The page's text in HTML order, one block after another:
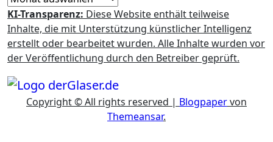
KI-Transparenz: Diese Website enthält teilweise
Inhalte, die mit Unterstützung künstlicher Intelligenz
erstellt oder bearbeitet wurden. Alle Inhalte wurden vor
der Veröffentlichung durch den Betreiber geprüft.
Copyright © All rights reserved | Blogpapervon
Themeansar.